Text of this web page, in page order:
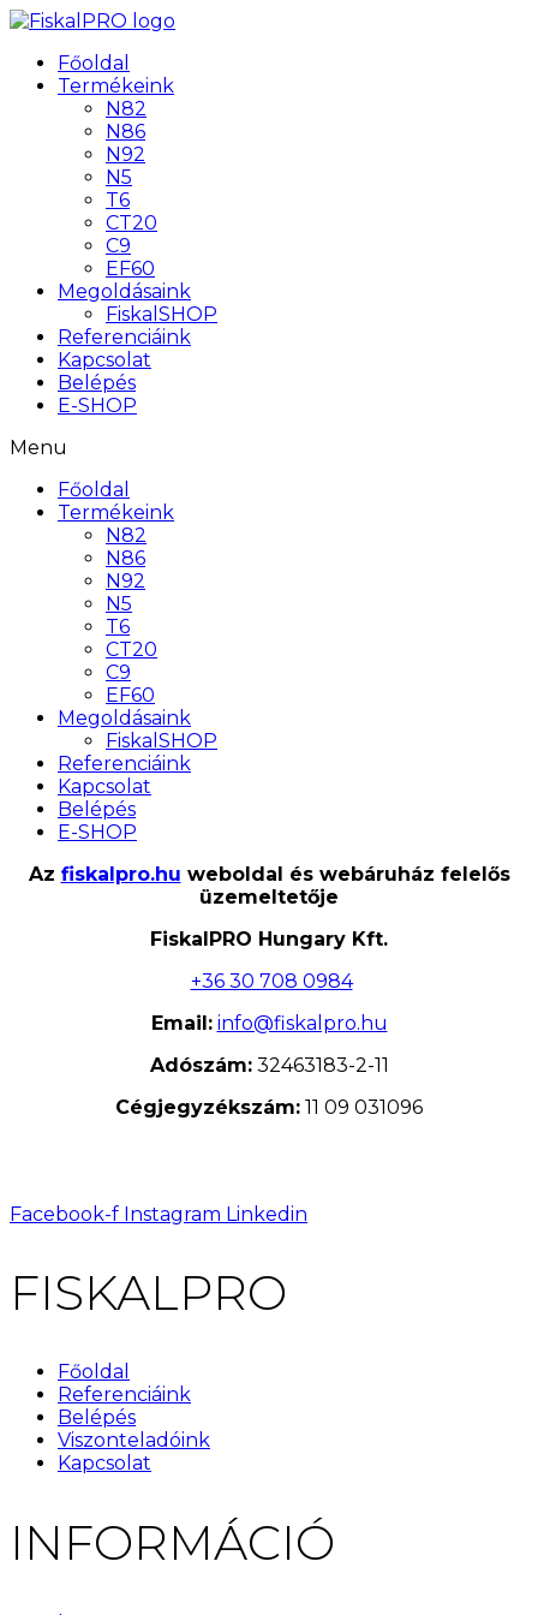
Főoldal
Termékeink
N82
N86
N92
N5
T6
CT20
C9
EF60
Megoldásaink
FiskalSHOP
Referenciáink
Kapcsolat
Belépés
E-SHOP
Menu
Főoldal
Termékeink
N82
N86
N92
N5
T6
CT20
C9
EF60
Megoldásaink
FiskalSHOP
Referenciáink
Kapcsolat
Belépés
E-SHOP
Az fiskalpro.hu weboldal és webáruház felelős
üzemeltetője
FiskalPRO Hungary Kft.
+36 30 708 0984
Email: info@fiskalpro.hu
Adószám: 32463183-2-11
Cégjegyzékszám: 11 09 031096
Facebook-f Instagram Linkedin
FISKALPRO
Főoldal
Referenciáink
Belépés
Viszonteladóink
Kapcsolat
INFORMÁCIÓ